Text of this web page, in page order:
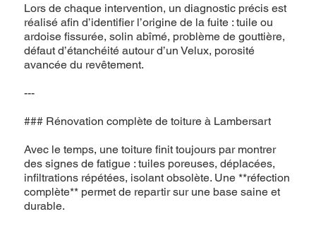
Lors de chaque intervention, un diagnostic précis est
réalisé afin d’identifier l’origine de la fuite : tuile ou
ardoise fissurée, solin abîmé, problème de gouttière,
défaut d’étanchéité autour d’un Velux, porosité
avancée du revêtement.
---
### Rénovation complète de toiture à Lambersart
Avec le temps, une toiture finit toujours par montrer
des signes de fatigue : tuiles poreuses, déplacées,
infiltrations répétées, isolant obsolète. Une **réfection
complète** permet de repartir sur une base saine et
durable.